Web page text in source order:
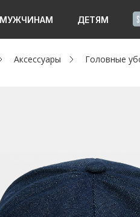
МУЖЧИНАМ ДЕТЯМ
Аксессуары Головные